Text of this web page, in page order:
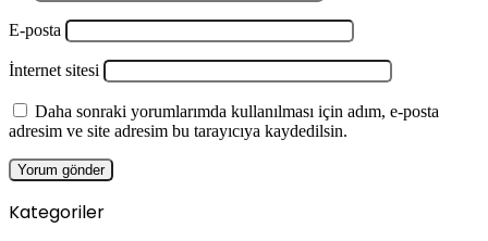
E-posta
İnternet sitesi
Daha sonraki yorumlarımda kullanılması için adım, e-posta
adresim ve site adresim bu tarayıcıya kaydedilsin.
Kategoriler